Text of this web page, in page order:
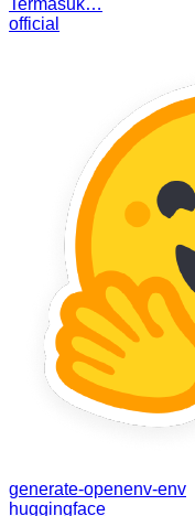
official
generate-openenv-env
huggingface